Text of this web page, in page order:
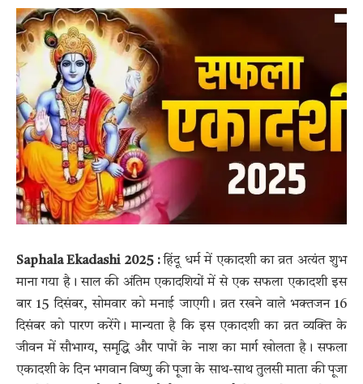
Saphala Ekadashi 2025 :हिंदू धर्म में एकादशी का व्रत अत्यंत शुभ
माना गया है। साल की अंतिम एकादशियों में से एक सफला एकादशी इस
बार 15 दिसंबर, सोमवार को मनाई जाएगी। व्रत रखने वाले भक्तजन 16
दिसंबर को पारण करेंगे। मान्यता है कि इस एकादशी का व्रत व्यक्ति के
जीवन में सौभाग्य, समृद्धि और पापों के नाश का मार्ग खोलता है। सफला
एकादशी के दिन भगवान विष्णु की पूजा के साथ-साथ तुलसी माता की पूजा